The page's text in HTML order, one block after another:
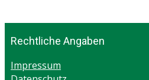
Rechtliche Angaben
Impressum